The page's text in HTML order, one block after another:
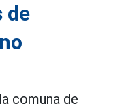
de
comuna de